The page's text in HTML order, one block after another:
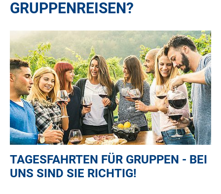
GRUPPENREISEN?
TAGESFAHRTEN FÜR GRUPPEN - BEI
UNS SIND SIE RICHTIG!